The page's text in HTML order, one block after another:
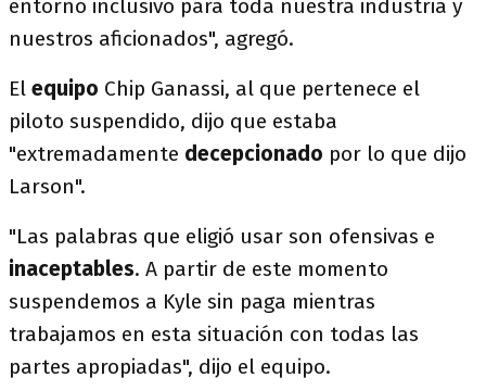
entorno inclusivo para toda nuestra industria y
nuestros aficionados", agregó.
El equipo Chip Ganassi, al que pertenece el
piloto suspendido, dijo que estaba
"extremadamente decepcionado por lo que dijo
Larson".
"Las palabras que eligió usar son ofensivas e
inaceptables. A partir de este momento
suspendemos a Kyle sin paga mientras
trabajamos en esta situación con todas las
partes apropiadas", dijo el equipo.